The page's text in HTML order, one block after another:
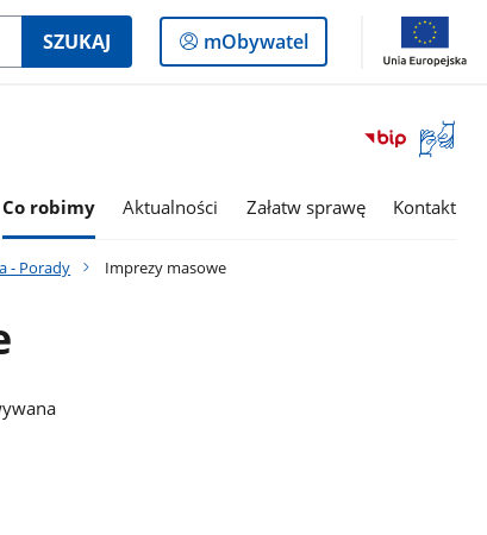
SZUKAJ
Logowanie
do
mObywatel
Otwórz
okno
Co robimy Aktualności Załatw sprawę Kontakt
- Porady Imprezy masowe